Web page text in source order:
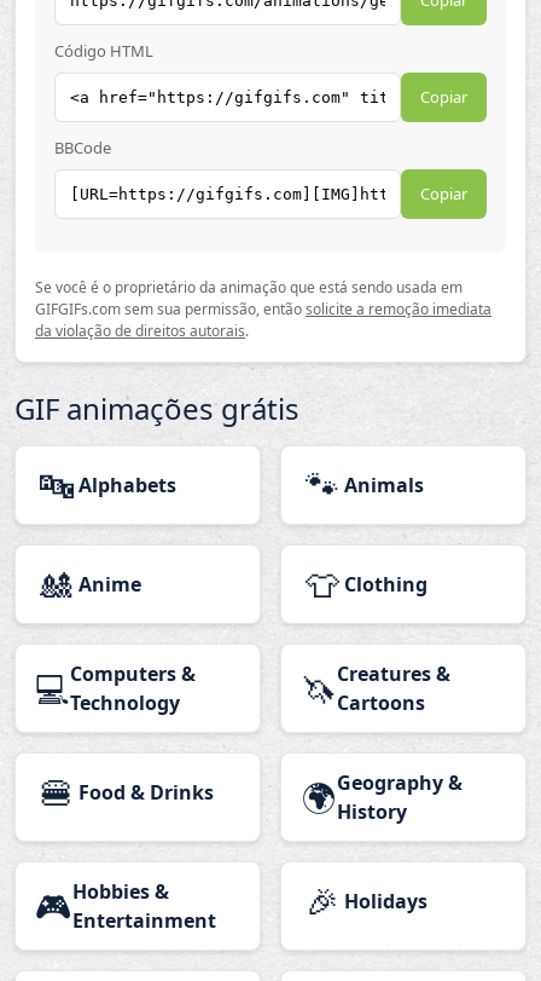
Código HTML
Copiar
BBCode
Copiar
Se você é o proprietário da animação que está sendo usada em
GIFGIFs.com sem sua permissão, entãosolicite a remoção imediata
da violação de direitos autorais.
GIF animações grátis
🔤Alphabets 🐾 Animals
🎎 Anime 👕 Clothing
💻Computers &
Technology
🦄Creatures &
Cartoons
🍔 Food & Drinks 🌍Geography &
History
🎮Hobbies &
Entertainment
🎉 Holidays